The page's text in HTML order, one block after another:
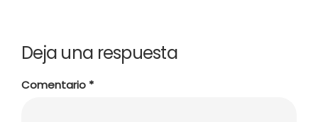
Deja una respuesta
Comentario *